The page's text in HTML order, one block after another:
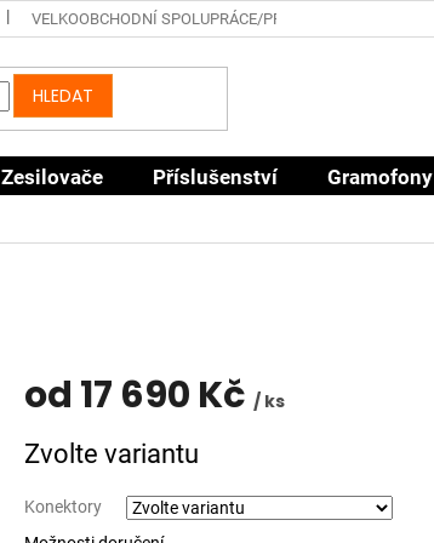
VELKOOBCHODNÍ SPOLUPRÁCE/PRODEJCI
HLEDAT
Zesilovače Příslušenství Gramofony
od 17 690 Kč / ks
cena:
Zvolte variantu
Konektory